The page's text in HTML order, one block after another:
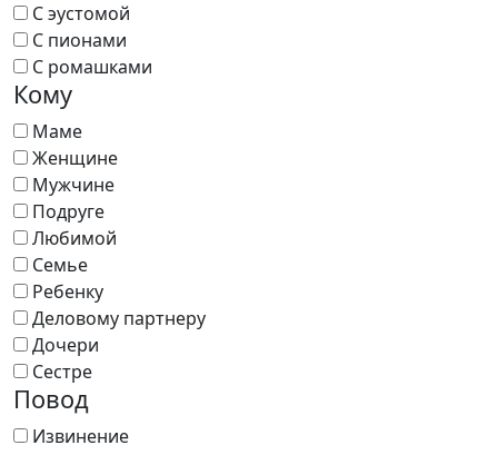
С эустомой
С пионами
С ромашками
Кому
Маме
Женщине
Мужчине
Подруге
Любимой
Семье
Ребенку
Деловому партнеру
Дочери
Сестре
Повод
Извинение